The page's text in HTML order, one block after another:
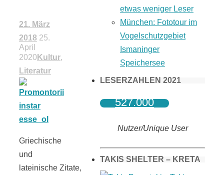
21. März
2018 25.
April
2020 Kultur,
Literatur
Griechische
und
lateinische Zitate,
etwas weniger Leser
München: Fototour im
Vogelschutzgebiet
Ismaninger
Speichersee
LESERZAHLEN 2021
527.000
Nutzer/Unique User
TAKIS SHELTER – KRETA